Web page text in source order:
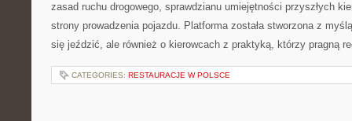
zasad ruchu drogowego, sprawdzianu umiejętności przyszłych
strony prowadzenia pojazdu. Platforma została stworzona z
się jeździć, ale również o kierowcach z praktyką, którzy pragną
CATEGORIES: RESTAURACJE W POLSCE